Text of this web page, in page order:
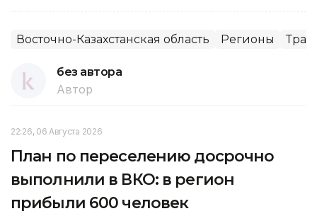
Восточно-Казахстанская область Регионы
без автора
Автор
22:26, 06 Августа 2026
План по переселению досрочно
выполнили в ВКО: в регион
прибыли 600 человек